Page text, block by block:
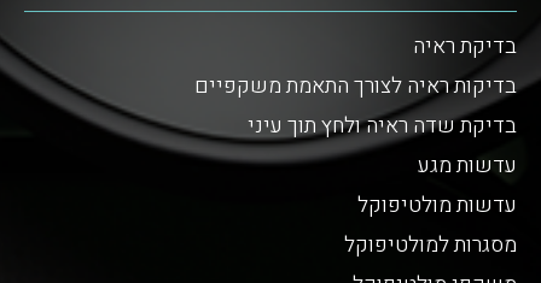
בדיקת ראיה
בדיקות ראיה לצורך התאמת משקפיים
בדיקת שדה ראיה ולחץ תוך עיני
עדשות מגע
עדשות מולטיפוקל
מסגרות למולטיפוקל